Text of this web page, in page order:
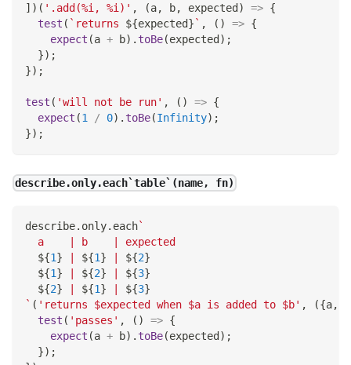
] ) ( '.add(%i, %i)' , (a, b, expected ) => {
test ( ` returns ${expected} ` , ( ) => {
expect (a + b) . toBe(expected ) ;
}) ;
}) ;
test ( 'will not be run' , ( ) => {
expect (1 / 0) . toBe(Infinity) ;
}) ;
describe.only.each`table`(name, fn)
describe. only. each`
  a    | b    | expected
${1} ${1} ${2}
${1} ${2} ${3}
${2} ${1} ${3}
` ( 'returns $expected when $a is added to $b' , ({a,
test ( 'passes' , ( ) => {
expect (a + b) . toBe(expected ) ;
}) ;